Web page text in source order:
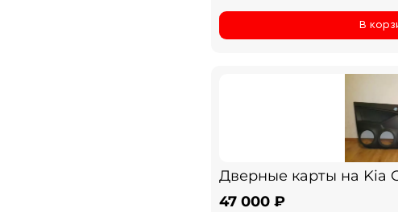
В
Дверные карты на Kia
47 000 ₽